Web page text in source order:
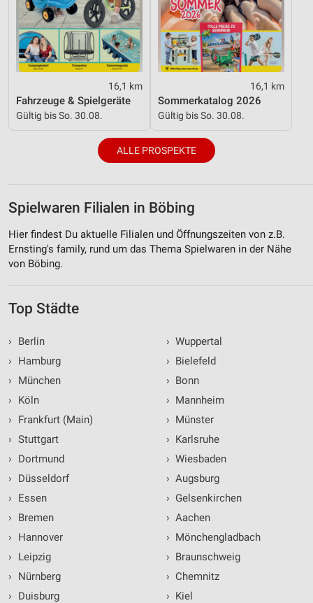
16,1 km
Fahrzeuge & Spielgeräte
Gültig bis So. 30.08.
16,1 km
Sommerkatalog 2026
Gültig bis So. 30.08.
ALLE PROSPEKTE
Spielwaren Filialen in Böbing
Hier findest Du aktuelle Filialen und Öffnungszeiten von z.B.
Ernsting's family, rund um das Thema Spielwaren in der Nähe
von Böbing.
Top Städte
›
Berlin
›
Hamburg
›
München
›
Köln
›
Frankfurt (Main)
› Stuttgart
›
Dortmund
›
Düsseldorf
›
Essen
›
Bremen
›
Hannover
›
Leipzig
›
Nürnberg
›
Duisburg
› Wuppertal
› Bielefeld
› Bonn
› Mannheim
› Münster
› Karlsruhe
› Wiesbaden
› Augsburg
› Gelsenkirchen
› Aachen
› Mönchengladbach
› Braunschweig
› Chemnitz
› Kiel
Informationen identifizieren
Nicht-IAB-Verarbeitungszwecke:
Notwendig
Funktional